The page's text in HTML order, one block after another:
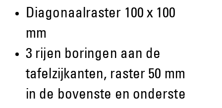
Diagonaalraster 100 x 100
mm
3 rijen boringen aan de
tafelzijkanten, raster 50 mm
in de bovenste en onderste